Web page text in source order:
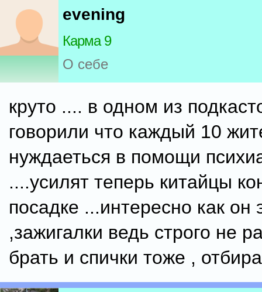
evening
Карма 9
О себе
круто .... в одном из
говорили что каждый 10
нуждаеться в помощи
....усилят теперь китайцы
посадке ...интересно как он
,зажигалки ведь строго не
брать и спички тоже ,